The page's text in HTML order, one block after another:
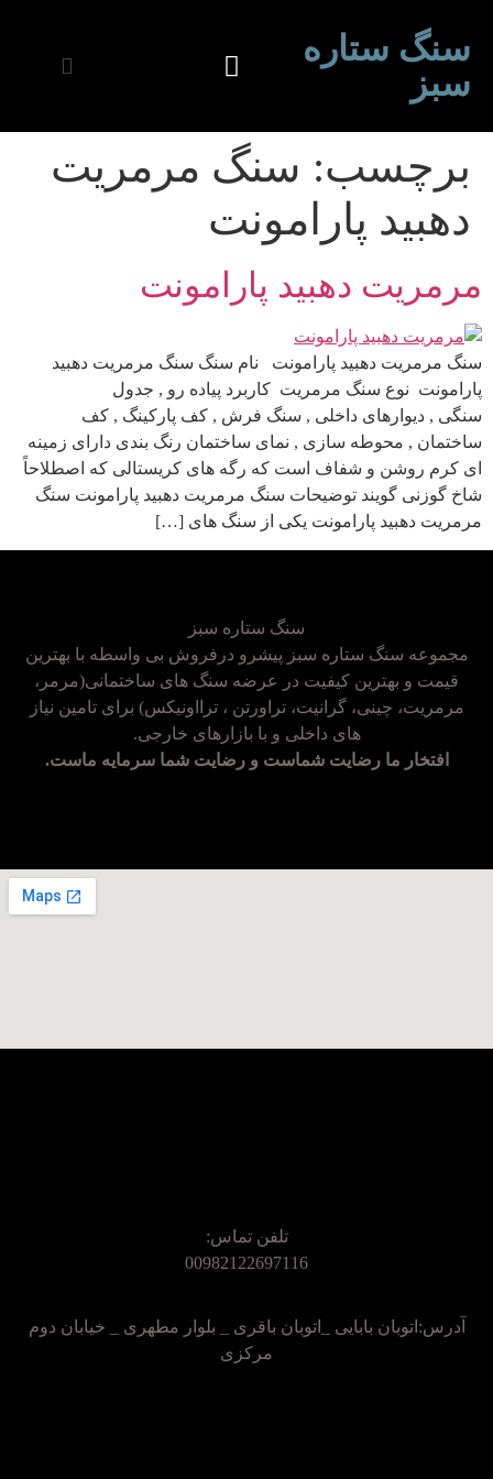
سنگ ستاره
سبز
برچسب: سنگ مرمریت
دهبید پارامونت
مرمریت دهبید پارامونت
سنگ مرمریت دهبید پارامونت نام سنگ سنگ مرمریت دهبید
پارامونت نوع سنگ مرمریت کاربرد پیاده رو , جدول
سنگی , دیوارهای داخلی , سنگ فرش , کف پارکینگ , کف
ساختمان , محوطه سازی , نمای ساختمان رنگ بندی دارای زمینه
ای کرم روشن و شفاف است که رگه های کریستالی که اصطلاحاً
شاخ گوزنی گویند توضیحات سنگ مرمریت دهبید پارامونت سنگ
مرمریت دهبید پارامونت یکی از سنگ های […]
سنگ ستاره سبز
مجموعه سنگ ستاره سبز پیشرو درفروش بی واسطه با بهترین
قیمت و بهترین کیفیت در عرضه سنگ های ساختمانی(مرمر،
مرمریت، چینی، گرانیت، تراورتن ، ترااونیکس) برای تامین نیاز
های داخلی و با بازارهای خارجی.
افتخار ما رضایت شماست و رضایت شما سرمایه ماست.
تلفن تماس:
00982122697116
آدرس:اتوبان بابایی _اتوبان باقری _ بلوار مطهری _ خیابان دوم
مرکزی